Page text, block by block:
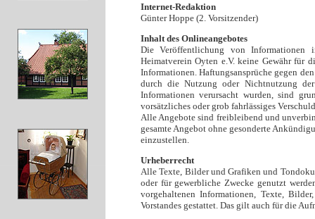
Internet-Redaktion
Günter Hoppe (2. Vorsitzender)
Inhalt des Onlineangebotes
Die Veröffentlichung von Informationen
Heimatverein Oyten e.V. keine Gewähr für
Informationen. Haftungsansprüche gegen
durch die Nutzung oder Nichtnutzung
Informationen verursacht wurden, sind
vorsätzliches oder grob fahrlässiges
Alle Angebote sind freibleibend und
gesamte Angebot ohne gesonderte
einzustellen.
Urheberrecht
Alle Texte, Bilder und Grafiken und
oder für gewerbliche Zwecke genutzt
vorgehaltenen Informationen, Texte,
Vorstandes gestattet. Das gilt auch für die